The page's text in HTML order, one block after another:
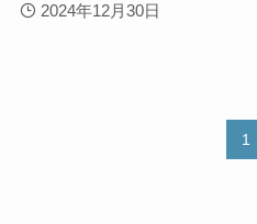
2024年12月30日
1